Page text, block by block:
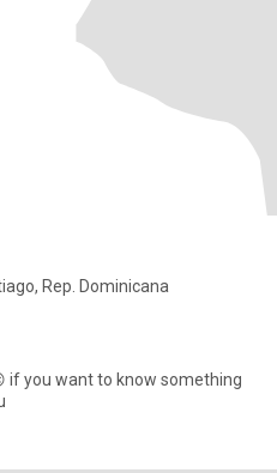
Rep. Dominicana
if you want to know something